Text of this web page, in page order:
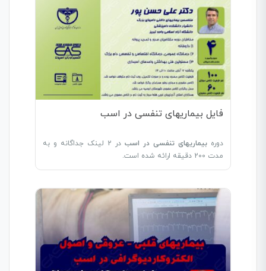
فایل بیماریهای تنفسی در اسب
دوره بیماریهای تنفسی در اسب
در 2 لینک جداگانه و به
مدت 200 دقیقه ارائه شده است.